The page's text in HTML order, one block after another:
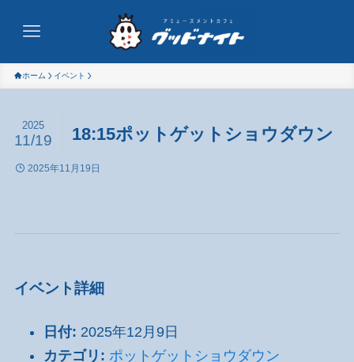
ホーム イベント
18:15ポットゲットショウダウン
2025
11/19
2025年11月19日
イベント詳細
日付: 2025年12月9日
カテゴリ: ポットゲットショウダウン